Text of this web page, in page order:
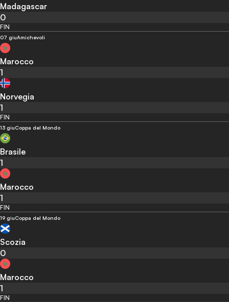
Madagascar
0
FIN
07 giuAmichevoli
Marocco
1
Norvegia
1
FIN
13 giuCoppa del Mondo
Brasile
1
Marocco
1
FIN
19 giuCoppa del Mondo
Scozia
0
Marocco
1
FIN